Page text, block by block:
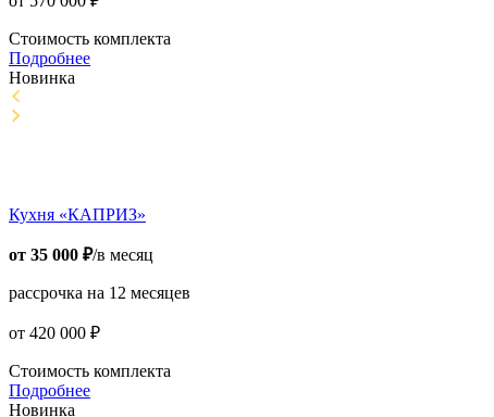
Стоимость комплекта
Подробнее
Новинка
Кухня «КАПРИЗ»
от 35 000 ₽/в месяц
рассрочка на 12 месяцев
от 420 000 ₽
Стоимость комплекта
Подробнее
Новинка